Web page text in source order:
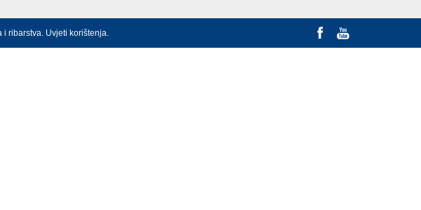
i ribarstva. Uvjeti korištenja.